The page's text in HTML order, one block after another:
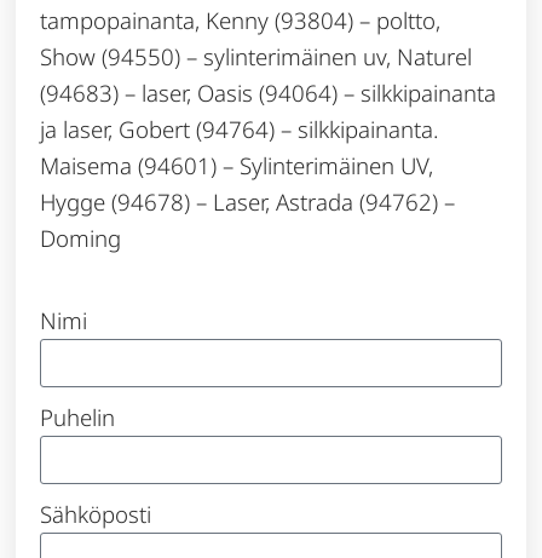
tampopainanta, Kenny (93804) – poltto,
Show (94550) – sylinterimäinen uv, Naturel
(94683) – laser, Oasis (94064) – silkkipainanta
ja laser, Gobert (94764) – silkkipainanta.
Maisema (94601) – Sylinterimäinen UV,
Hygge (94678) – Laser, Astrada (94762) –
Doming
Nimi
Puhelin
Sähköposti